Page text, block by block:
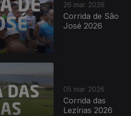
26 mar. 2026
Corrida de São
José 2026
05 mar. 2026
Corrida das
Lezírias 2026